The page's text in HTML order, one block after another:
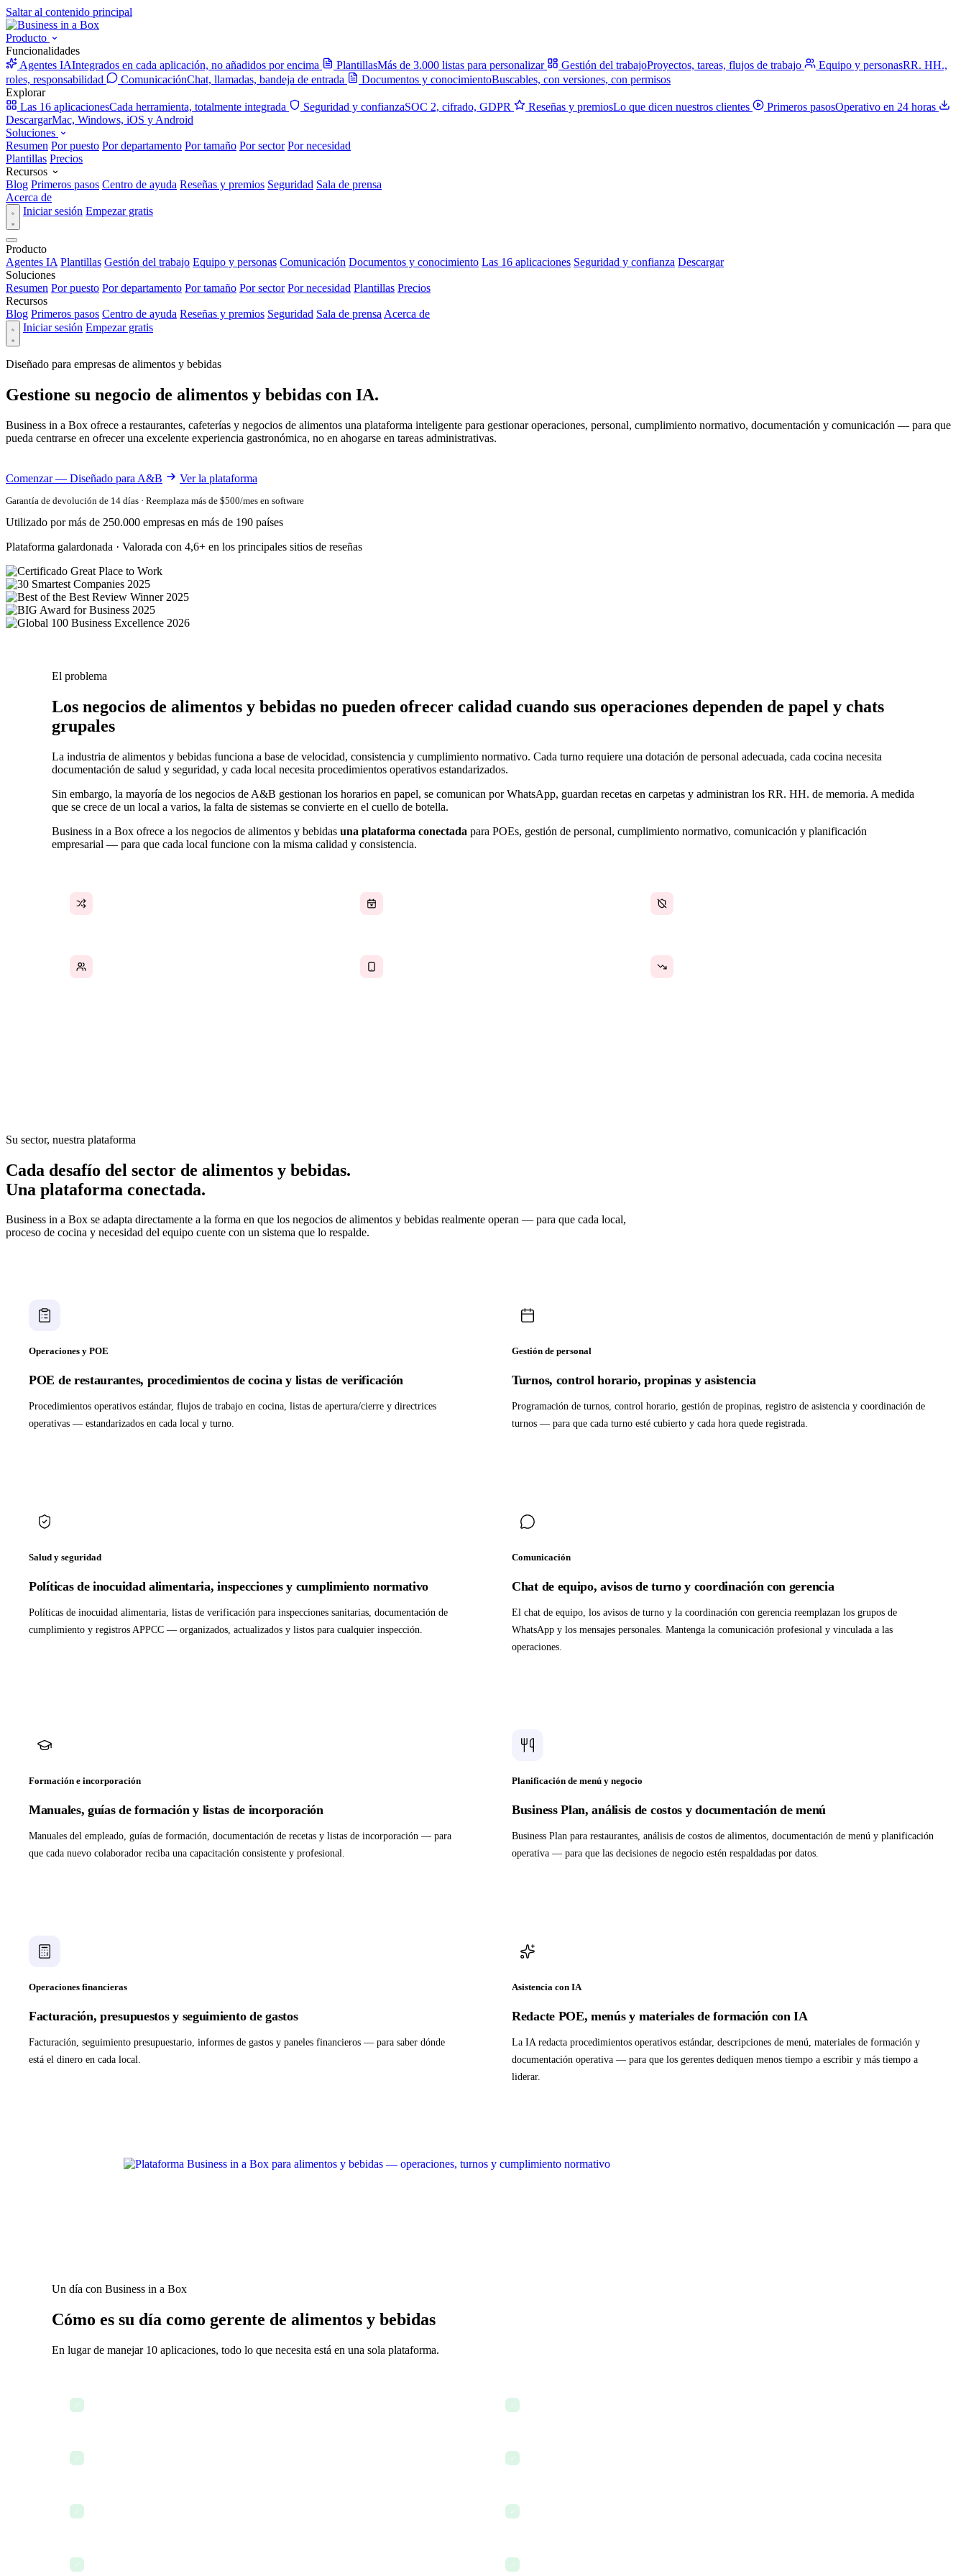
Saltar al contenido principal
Producto
Funcionalidades
Agentes IAIntegrados en cada aplicación, no añadidos por encima PlantillasMás de 3.000 listas para personalizar Gestión del trabajoProyectos, tareas, flujos de trabajo Equipo y personasRR. HH.,
roles, responsabilidad
ComunicaciónChat, llamadas, bandeja de entrada Documentos y conocimientoBuscables, con versiones, con permisos
Explorar
Las 16 aplicacionesCada herramienta, totalmente integrada Seguridad y confianzaSOC 2, cifrado, GDPR Reseñas y premiosLo que dicen nuestros clientes Primeros pasosOperativo en 24 horas
DescargarMac, Windows, iOS y Android
Soluciones
Resumen Por puesto Por departamento Por tamaño Por sector Por necesidad
Plantillas Precios
Recursos
Blog Primeros pasos Centro de ayuda Reseñas y premios Seguridad Sala de prensa
Acerca de
Iniciar sesión Empezar gratis
Producto
Agentes IA Plantillas Gestión del trabajo Equipo y personas Comunicación Documentos y conocimiento Las 16 aplicaciones Seguridad y confianza Descargar
Soluciones
Resumen Por puesto Por departamento Por tamaño Por sector Por necesidad Plantillas Precios
Recursos
Blog Primeros pasos Centro de ayuda Reseñas y premios Seguridad Sala de prensa Acerca de
Iniciar sesión Empezar gratis
Diseñado para empresas de alimentos y bebidas
Gestione su negocio de alimentos y bebidas con IA.
Business in a Box ofrece a restaurantes, cafeterías y negocios de alimentos una plataforma inteligente para gestionar operaciones, personal, cumplimiento normativo, documentación y comunicación — para que
pueda centrarse en ofrecer una excelente experiencia gastronómica, no en ahogarse en tareas administrativas.
Comenzar — Diseñado para A&B Ver la plataforma
Garantía de devolución de 14 días · Reemplaza más de $500/mes en software
Utilizado por más de 250.000 empresas en más de 190 países
Plataforma galardonada · Valorada con 4,6+ en los principales sitios de reseñas
El problema
Los negocios de alimentos y bebidas no pueden ofrecer calidad cuando sus operaciones dependen de papel y chats
grupales
La industria de alimentos y bebidas funciona a base de velocidad, consistencia y cumplimiento normativo. Cada turno requiere una dotación de personal adecuada, cada cocina necesita
documentación de salud y seguridad, y cada local necesita procedimientos operativos estandarizados.
Sin embargo, la mayoría de los negocios de A&B gestionan los horarios en papel, se comunican por WhatsApp, guardan recetas en carpetas y administran los RR. HH. de memoria. A medida
que se crece de un local a varios, la falta de sistemas se convierte en el cuello de botella.
Business in a Box ofrece a los negocios de alimentos y bebidas una plataforma conectada para POEs, gestión de personal, cumplimiento normativo, comunicación y planificación
empresarial — para que cada local funcione con la misma calidad y consistencia.
Su sector, nuestra plataforma
Cada desafío del sector de alimentos y bebidas.
Una plataforma conectada.
Business in a Box se adapta directamente a la forma en que los negocios de alimentos y bebidas realmente operan — para que cada local,
proceso de cocina y necesidad del equipo cuente con un sistema que lo respalde.
Operaciones y POE
POE de restaurantes, procedimientos de cocina y listas de verificación
Procedimientos operativos estándar, flujos de trabajo en cocina, listas de apertura/cierre y directrices
operativas — estandarizados en cada local y turno.
Gestión de personal
Turnos, control horario, propinas y asistencia
Programación de turnos, control horario, gestión de propinas, registro de asistencia y coordinación de
turnos — para que cada turno esté cubierto y cada hora quede registrada.
Salud y seguridad
Políticas de inocuidad alimentaria, inspecciones y cumplimiento normativo
Políticas de inocuidad alimentaria, listas de verificación para inspecciones sanitarias, documentación de
cumplimiento y registros APPCC — organizados, actualizados y listos para cualquier inspección.
Comunicación
Chat de equipo, avisos de turno y coordinación con gerencia
El chat de equipo, los avisos de turno y la coordinación con gerencia reemplazan los grupos de
WhatsApp y los mensajes personales. Mantenga la comunicación profesional y vinculada a las
operaciones.
Formación e incorporación
Manuales, guías de formación y listas de incorporación
Manuales del empleado, guías de formación, documentación de recetas y listas de incorporación — para
que cada nuevo colaborador reciba una capacitación consistente y profesional.
Planificación de menú y negocio
Business Plan, análisis de costos y documentación de menú
Business Plan para restaurantes, análisis de costos de alimentos, documentación de menú y planificación
operativa — para que las decisiones de negocio estén respaldadas por datos.
Operaciones financieras
Facturación, presupuestos y seguimiento de gastos
Facturación, seguimiento presupuestario, informes de gastos y paneles financieros — para saber dónde
está el dinero en cada local.
Asistencia con IA
Redacte POE, menús y materiales de formación con IA
La IA redacta procedimientos operativos estándar, descripciones de menú, materiales de formación y
documentación operativa — para que los gerentes dediquen menos tiempo a escribir y más tiempo a
liderar.
Un día con Business in a Box
Cómo es su día como gerente de alimentos y bebidas
En lugar de manejar 10 aplicaciones, todo lo que necesita está en una sola plataforma.